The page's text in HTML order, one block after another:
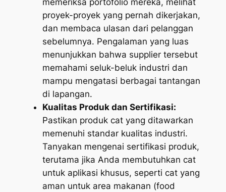
memeriksa portofolio mereka, melihat
proyek-proyek yang pernah dikerjakan,
dan membaca ulasan dari pelanggan
sebelumnya. Pengalaman yang luas
menunjukkan bahwa supplier tersebut
memahami seluk-beluk industri dan
mampu mengatasi berbagai tantangan
di lapangan.
Kualitas Produk dan Sertifikasi:
Pastikan produk cat yang ditawarkan
memenuhi standar kualitas industri.
Tanyakan mengenai sertifikasi produk,
terutama jika Anda membutuhkan cat
untuk aplikasi khusus, seperti cat yang
aman untuk area makanan (food